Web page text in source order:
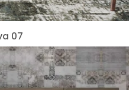
07